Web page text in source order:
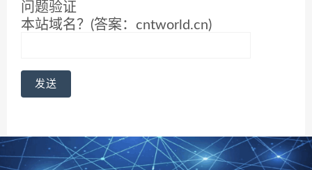
问题验证
本站域名？(答案：cntworld.cn)